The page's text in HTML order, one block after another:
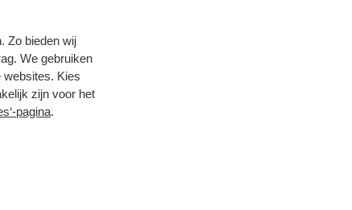
Zo bieden wij
We gebruiken
websites. Kies
zijn voor het
pagina.